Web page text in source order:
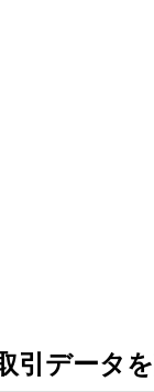
引データ